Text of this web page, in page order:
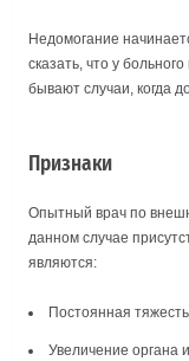
Недомогание
сказать, что у
бывают случаи, когда
Признаки
Опытный врач по
данном случае
являются:
Постоянная
Увеличение органа